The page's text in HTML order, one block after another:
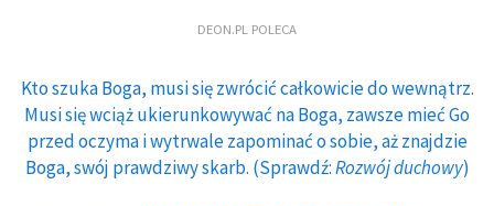
DEON.PL POLECA
Kto szuka Boga, musi się zwrócić całkowicie do wewnątrz.
Musi się wciąż ukierunkowywać na Boga, zawsze mieć Go
przed oczyma i wytrwale zapominać o sobie, aż znajdzie
Boga, swój prawdziwy skarb. (Sprawdź:Rozwój duchowy)